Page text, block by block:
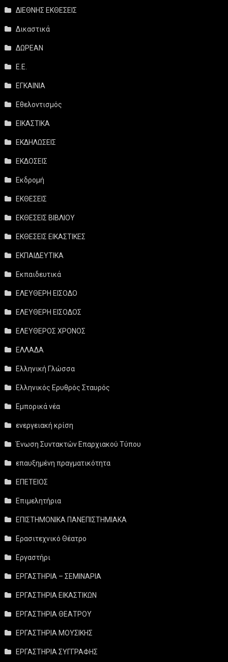
ΔΙΕΘΝΗΣ ΕΚΘΕΣΕΙΣ
Δικαστικά
ΔΩΡΕΑΝ
Ε.Ε.
ΕΓΚΑΙΝΙΑ
Εθελοντισμός
ΕΙΚΑΣΤΙΚΑ
ΕΚΔΗΛΩΣΕΙΣ
ΕΚΔΟΣΕΙΣ
Εκδρομή
ΕΚΘΕΣΕΙΣ
ΕΚΘΕΣΕΙΣ ΒΙΒΛΙΟΥ
ΕΚΘΕΣΕΙΣ ΕΙΚΑΣΤΙΚΕΣ
ΕΚΠΑΙΔΕΥΤΙΚΑ
Εκπαιδευτικά
ΕΛΕΥΘΕΡΗ ΕΙΣΟΔΟ
ΕΛΕΥΘΕΡΗ ΕΙΣΟΔΟΣ
ΕΛΕΥΘΕΡΟΣ ΧΡΟΝΟΣ
ΕΛΛΑΔΑ
Ελληνική Γλώσσα
Ελληνικός Ερυθρός Σταυρός
Εμπορικά νέα
ενεργειακή κρίση
Ένωση Συντακτών Επαρχιακού Τύπου
επαυξημένη πραγματικότητα
ΕΠΕΤΕΙΟΣ
Επιμελητήρια
ΕΠΙΣΤΗΜΟΝΙΚΑ ΠΑΝΕΠΙΣΤΗΜΙΑΚΑ
Ερασιτεχνικό Θέατρο
Εργαστήρι
ΕΡΓΑΣΤΗΡΙΑ – ΣΕΜΙΝΑΡΙΑ
ΕΡΓΑΣΤΗΡΙΑ ΕΙΚΑΣΤΙΚΩΝ
ΕΡΓΑΣΤΗΡΙΑ ΘΕΑΤΡΟΥ
ΕΡΓΑΣΤΗΡΙΑ ΜΟΥΣΙΚΗΣ
ΕΡΓΑΣΤΗΡΙΑ ΣΥΓΓΡΑΦΗΣ